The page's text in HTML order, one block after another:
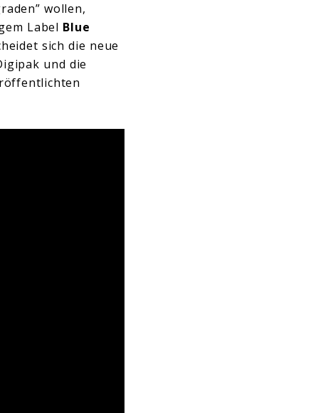
wollen,
Label Blue
sich die neue
und die